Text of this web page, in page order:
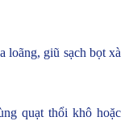
loãng, giũ sạch bọt xà
quạt thổi khô hoặc